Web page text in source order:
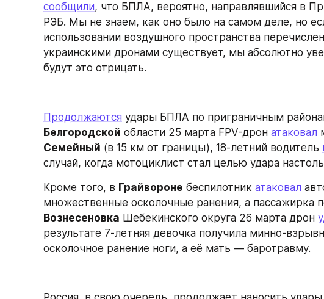
сообщили, что БПЛА, вероятно, направлявшийся в
РЭБ. Мы не знаем, как оно было на самом деле, но
использовании воздушного пространства
украинскими дронами существует, мы абсолютно
будут это отрицать.
Продолжаются
Белгородской области 25 марта FPV-дрон атаковал
Семейный (в 15 км от границы), 18-летний водитель
случай, когда мотоциклист стал целью удара
Кроме того, в Грайвороне беспилотник атаковал
Вознесеновка Шебекинского округа 26 марта дрон
результате 7-летняя девочка получила минно-
осколочное ранение ноги, а её мать — баротравму.